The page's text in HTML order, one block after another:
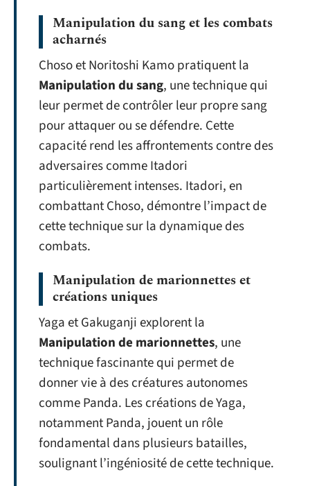
Manipulation du sang et les combats
acharnés
Choso et Noritoshi Kamo pratiquent la
Manipulation du sang, une technique qui
leur permet de contrôler leur propre sang
pour attaquer ou se défendre. Cette
capacité rend les affrontements contre des
adversaires comme Itadori
particulièrement intenses. Itadori, en
combattant Choso, démontre l’impact de
cette technique sur la dynamique des
combats.
Manipulation de marionnettes et
créations uniques
Yaga et Gakuganji explorent la
Manipulation de marionnettes, une
technique fascinante qui permet de
donner vie à des créatures autonomes
comme Panda. Les créations de Yaga,
notamment Panda, jouent un rôle
fondamental dans plusieurs batailles,
soulignant l’ingéniosité de cette technique.